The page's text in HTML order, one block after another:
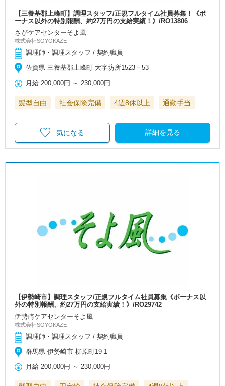
【三養基郡上峰町】調理スタッフ/正規フルタイム社員募集！《ボ
ーナス以外の特別報酬、約27万円の支給実績！》/RO13806
さがケアセンターそよ風
株式会社SOYOKAZE
調理師・調理スタッフ / 契約職員
佐賀県 三養基郡上峰町 大字坊所1523－53
月給 200,000円 ～230,000円
髪型自由 社会保険完備 4週8休以上 通勤手当
詳細を見る
気になる
【伊勢崎市】調理スタッフ/正規フルタイム社員募集《ボーナス以
外の特別報酬、約27万円の支給実績！》/RO29742
伊勢崎ケアセンターそよ風
株式会社SOYOKAZE
調理師・調理スタッフ / 契約職員
群馬県 伊勢崎市 柳原町19-1
月給 200,000円 ～230,000円